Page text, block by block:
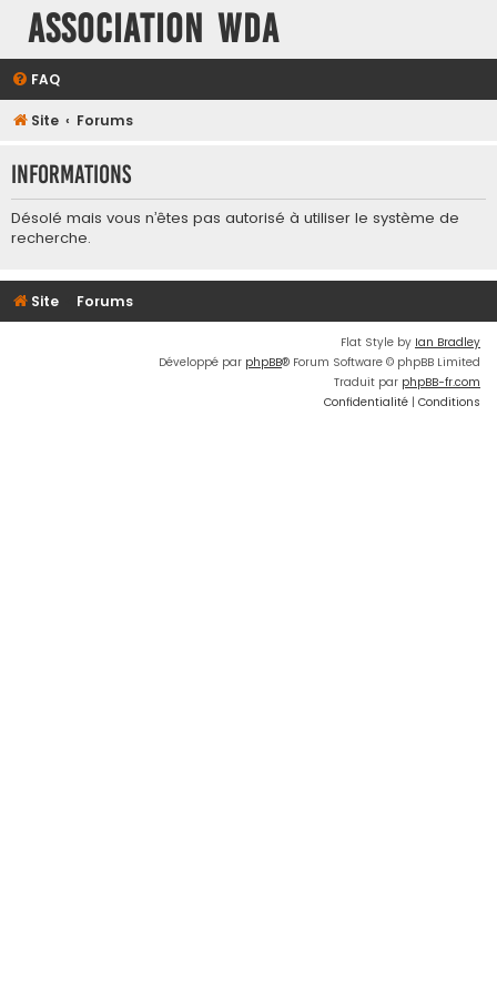
Association WDA
FAQ
Site Forums
Informations
Désolé mais vous n’êtes pas autorisé à utiliser le système de
recherche.
Site Forums
Flat Style by Ian Bradley
Développé par phpBB® Forum Software © phpBB Limited
Traduit par phpBB-fr.com
Confidentialité | Conditions